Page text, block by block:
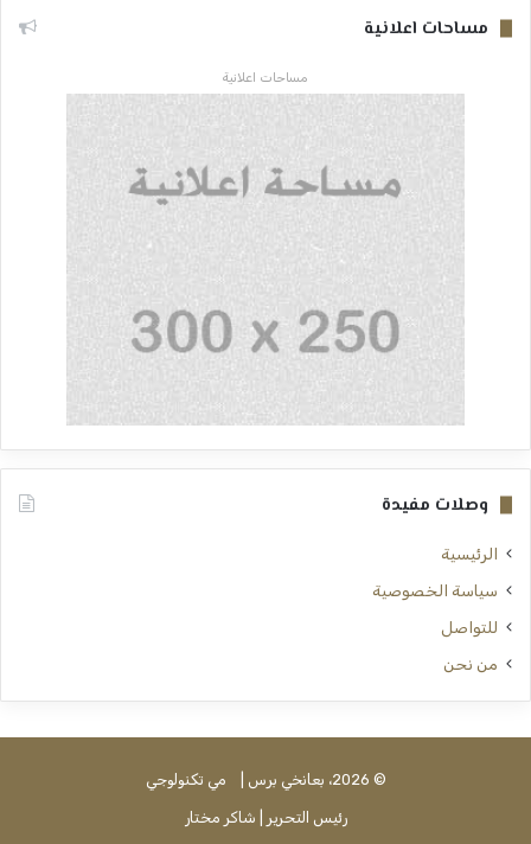
مساحات اعلانية
مساحات اعلانية
وصلات مفيدة
الرئيسية
سياسة الخصوصية
للتواصل
من نحن
© 2026، بعانخي برس | مي تكنولوجي
رئيس التحرير | شاكر مختار